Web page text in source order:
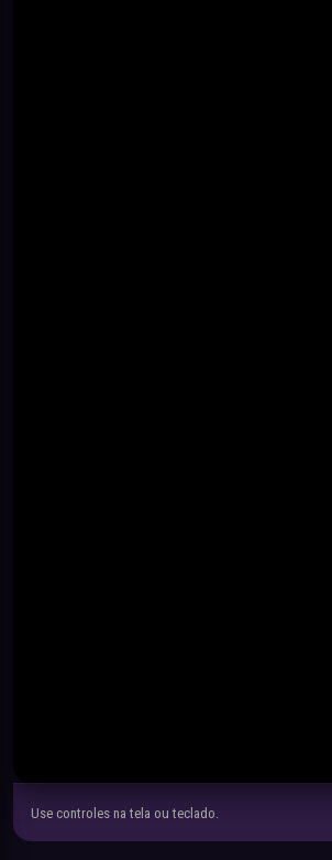
Use controles na tela ou teclado.